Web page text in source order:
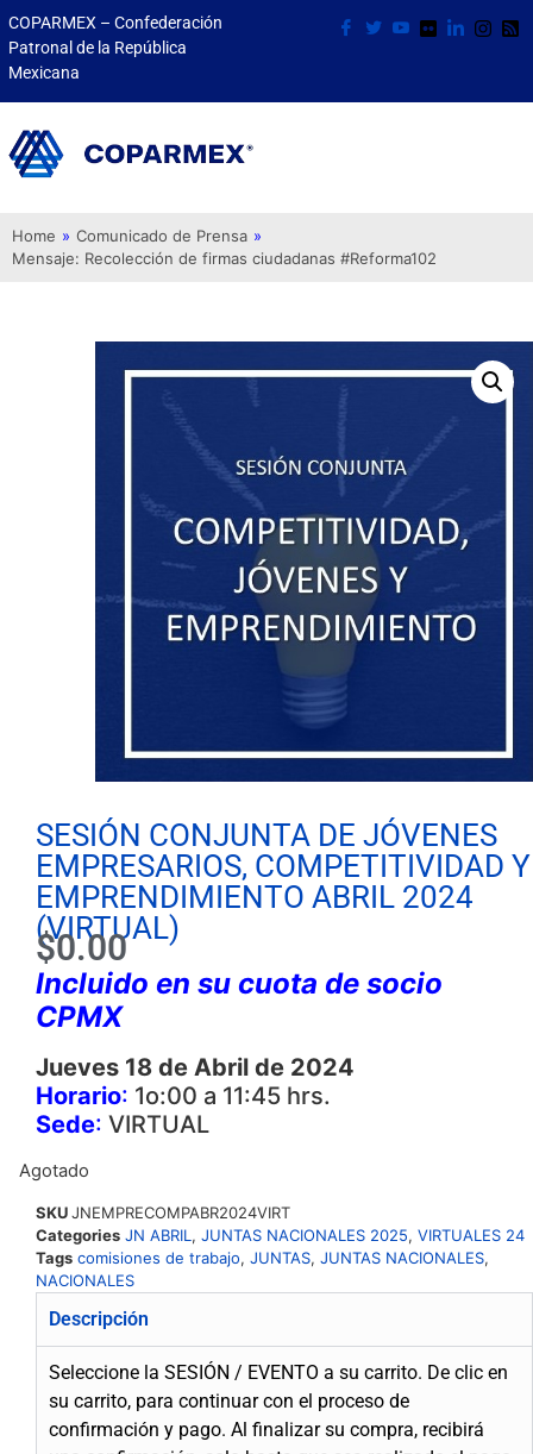
COPARMEX – Confederación
Patronal de la República
Mexicana
Home » Comunicado de Prensa »
Mensaje: Recolección de firmas ciudadanas #Reforma102
SESIÓN CONJUNTA DE JÓVENES
EMPRESARIOS, COMPETITIVIDAD Y
EMPRENDIMIENTO ABRIL 2024
(VIRTUAL)
$0.00
Incluido en su cuota de socio
CPMX
Jueves 18 de Abril de 2024
Horario: 1o:00 a 11:45 hrs.
Sede: VIRTUAL
Agotado
SKUJNEMPRECOMPABR2024VIRT
Categories JN ABRIL , JUNTAS NACIONALES 2025, VIRTUALES 24
Tags comisiones de trabajo, JUNTAS, JUNTAS NACIONALES,
NACIONALES
Descripción
Seleccione la SESIÓN / EVENTO a su carrito. De clic en
su carrito, para continuar con el proceso de
confirmación y pago. Al finalizar su compra, recibirá